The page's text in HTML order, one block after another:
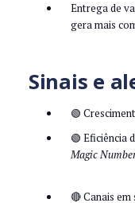
Entrega de
gera mais
Sinais e
🟢
🟢 Eficiência
Magic
🔴 Canais